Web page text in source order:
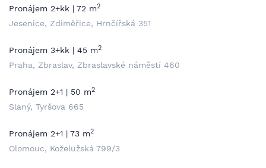
Pronájem 2+kk | 72 m2
Jesenice, Zdiměřice, Hrnčířská 351
Pronájem 3+kk | 45 m2
Praha, Zbraslav, Zbraslavské náměstí 460
Pronájem 2+1 | 50 m2
Slaný, Tyršova 665
Pronájem 2+1 | 73 m2
Olomouc, Koželužská 799/3